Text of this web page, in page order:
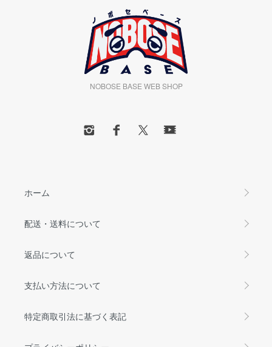
NOBOSE BASE WEB SHOP
ホーム
配送・送料について
返品について
支払い方法について
特定商取引法に基づく表記